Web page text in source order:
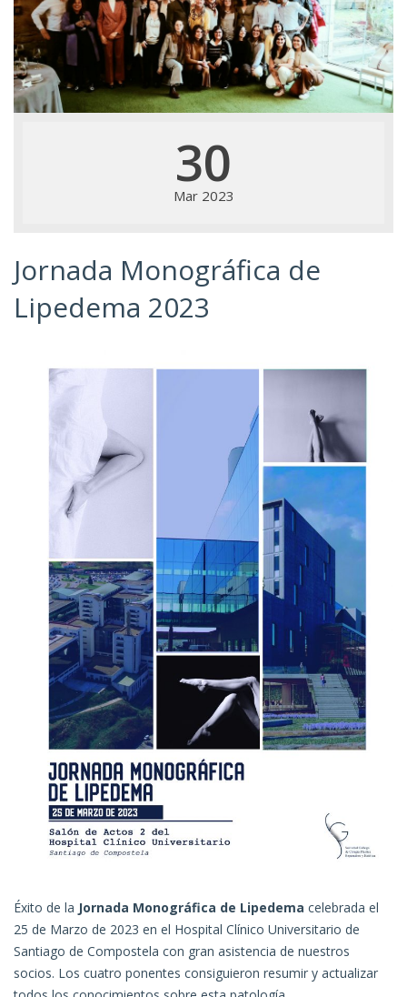
30
Mar 2023
Jornada Monográfica de
Lipedema 2023
Éxito de la Jornada Monográfica de Lipedema celebrada el
25 de Marzo de 2023 en el Hospital Clínico Universitario de
Santiago de Compostela con gran asistencia de nuestros
socios. Los cuatro ponentes consiguieron resumir y actualizar